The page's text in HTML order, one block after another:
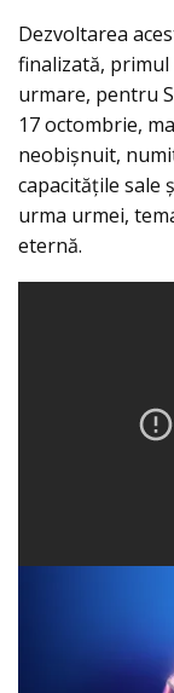
Dezvoltarea
finalizată, primul
urmare, pentru
17 octombrie,
neobișnuit,
capacitățile sale
urma urmei,
eternă.